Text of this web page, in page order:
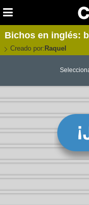
Bichos en inglés:
Creado por: Raquel